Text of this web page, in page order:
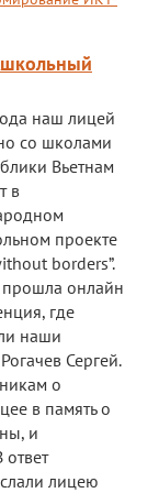
наш лицей
со школами
Вьетнам
в
проекте
borders”.
онлайн
где
наши
Сергей.
о
в память о
и
лицею